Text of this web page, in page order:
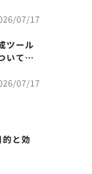
07/17
ツール
いても
07/17
と効